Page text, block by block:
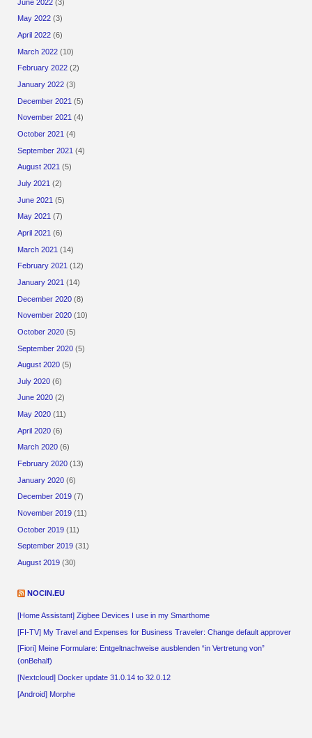
June 2022 (3)
May 2022 (3)
April 2022 (6)
March 2022 (10)
February 2022 (2)
January 2022 (3)
December 2021 (5)
November 2021 (4)
October 2021 (4)
September 2021 (4)
August 2021 (5)
July 2021 (2)
June 2021 (5)
May 2021 (7)
April 2021 (6)
March 2021 (14)
February 2021 (12)
January 2021 (14)
December 2020 (8)
November 2020 (10)
October 2020 (5)
September 2020 (5)
August 2020 (5)
July 2020 (6)
June 2020 (2)
May 2020 (11)
April 2020 (6)
March 2020 (6)
February 2020 (13)
January 2020 (6)
December 2019 (7)
November 2019 (11)
October 2019 (11)
September 2019 (31)
August 2019 (30)
NOCIN.EU
[Home Assistant] Zigbee Devices I use in my Smarthome
[FI-TV] My Travel and Expenses for Business Traveler: Change default approver
[Fiori] Meine Formulare: Entgeltnachweise ausblenden “in Vertretung von”
(onBehalf)
[Nextcloud] Docker update 31.0.14 to 32.0.12
[Android] Morphe